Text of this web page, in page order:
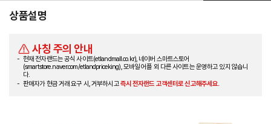
상품설명
사칭 주의 안내
현재 전자랜드는 공식 사이트(etlandmall.co.kr), 네이버 스마트스토어
(smartstore.naver.com/etlandpriceking), 모바일 어플 외 다른 사이트는 운영하고 있지 않습니
다.
판매자가 현금 거래 요구 시, 거부하시고즉시 전자랜드 고객센터로 신고해주세요.